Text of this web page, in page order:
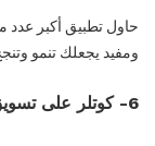
حاول تطبيق أكبر عدد
ومفيد يجعلك تنمو
6- كوتلر على تسويق كوتلر.